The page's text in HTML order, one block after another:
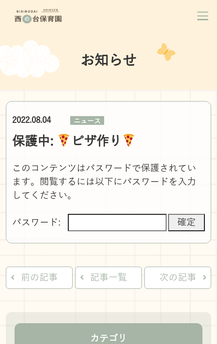
お知らせ
2022.08.04 ニュース
保護中: ピザ作り
このコンテンツはパスワードで保護されてい
ます。閲覧するには以下にパスワードを入力
してください。
パスワード:
前の記事 記事一覧 次の記事
カテゴリ